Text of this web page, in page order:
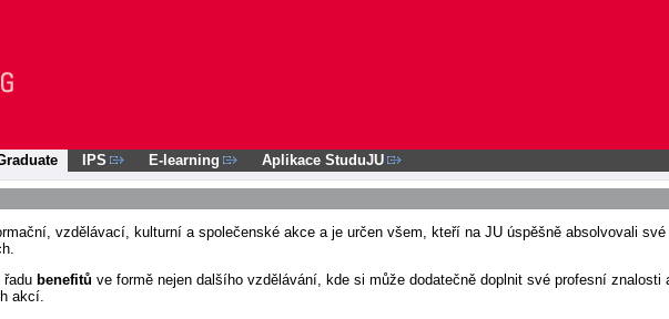
IPS E-learning Aplikace StuduJU
vzdělávací, kulturní a společenské akce a je určen všem, kteří na JU úspěšně absolvovali
benefitů ve formě nejen dalšího vzdělávání, kde si může dodatečně doplnit své profesní
akcí.